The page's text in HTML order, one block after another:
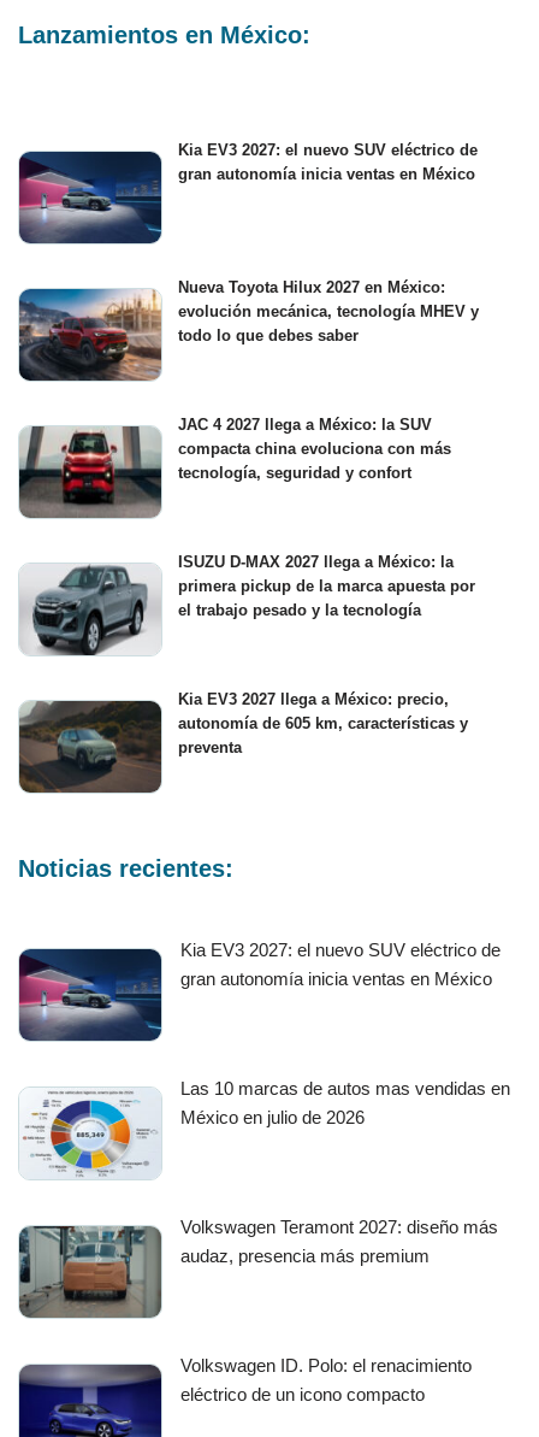
Lanzamientos en México:
Kia EV3 2027: el nuevo SUV eléctrico de
gran autonomía inicia ventas en México
Nueva Toyota Hilux 2027 en México:
evolución mecánica, tecnología MHEV y
todo lo que debes saber
JAC 4 2027 llega a México: la SUV
compacta china evoluciona con más
tecnología, seguridad y confort
ISUZU D-MAX 2027 llega a México: la
primera pickup de la marca apuesta por
el trabajo pesado y la tecnología
Kia EV3 2027 llega a México: precio,
autonomía de 605 km, características y
preventa
Noticias recientes:
Kia EV3 2027: el nuevo SUV eléctrico de
gran autonomía inicia ventas en México
Las 10 marcas de autos mas vendidas en
México en julio de 2026
Volkswagen Teramont 2027: diseño más
audaz, presencia más premium
Volkswagen ID. Polo: el renacimiento
eléctrico de un icono compacto